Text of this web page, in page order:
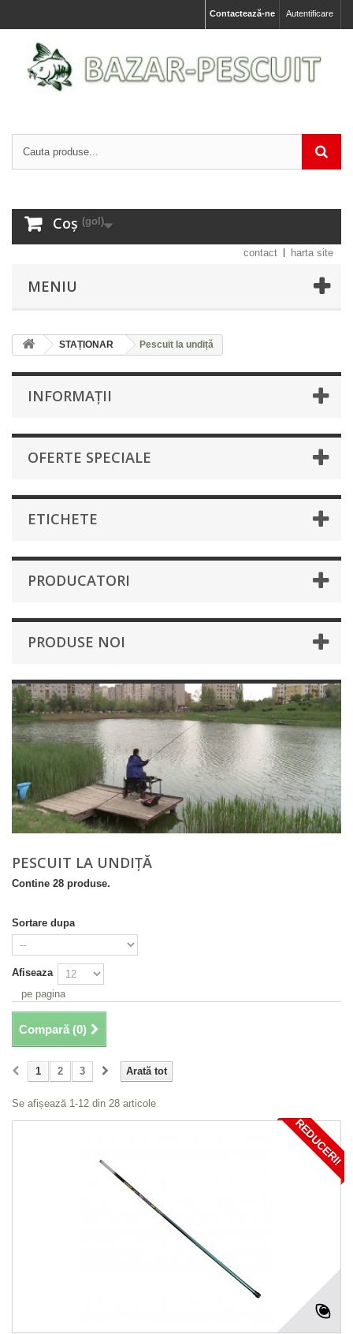
Autentificare
Contactează-ne
Coș (gol)
contact harta site
MENIU
STAȚIONAR Pescuit la undiță
INFORMAȚII
OFERTE SPECIALE
ETICHETE
PRODUCATORI
PRODUSE NOI
PESCUIT LA UNDIȚĂ
Contine 28 produse.
Sortare dupa
Afiseaza
pe pagina
Compară (0)
Arată tot
1 2 3
Se afișează 1-12 din 28 articole
REDUCERI!